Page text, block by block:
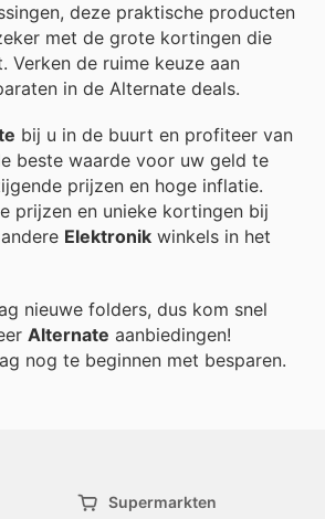
deze praktische producten
met de grote kortingen die
Verken de ruime keuze aan
in de Alternate deals.
bij u in de buurt en profiteer van
beste waarde voor uw geld te
prijzen en hoge inflatie.
prijzen en unieke kortingen bij
Elektronik winkels in het
nieuwe folders, dus kom snel
Alternate aanbiedingen!
nog te beginnen met besparen.
Supermarkten